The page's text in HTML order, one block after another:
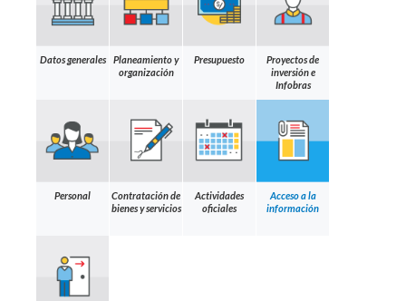
Datos generales
Planeamiento y
organización
Presupuesto
Proyectos de
inversión e
Infobras
Personal
Contratación de
bienes y servicios
Actividades
oficiales
Acceso a la
información